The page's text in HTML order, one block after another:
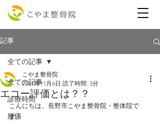
記事
全ての記事
診療時間
腰痛
全ての記事
エコー評価とは？？
こやま整骨院
2021年11月6日 読了時間: 3分
こんにちは、長野市こやま整骨院・整体院で
す。